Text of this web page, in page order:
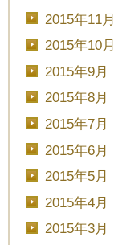
2015年11月
2015年10月
2015年9月
2015年8月
2015年7月
2015年6月
2015年5月
2015年4月
2015年3月